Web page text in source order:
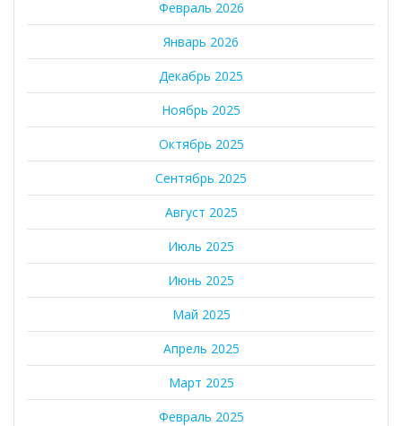
Февраль 2026
Январь 2026
Декабрь 2025
Ноябрь 2025
Октябрь 2025
Сентябрь 2025
Август 2025
Июль 2025
Июнь 2025
Май 2025
Апрель 2025
Март 2025
Февраль 2025